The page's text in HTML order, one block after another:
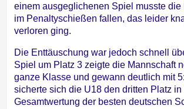
einem ausgeglichenen Spiel musste die
im Penaltyschießen fallen, das leider
verloren ging.
Die Enttäuschung war jedoch schnell
Spiel um Platz 3 zeigte die Mannschaft
ganze Klasse und gewann deutlich mit
sicherte sich die U18 den dritten Platz in
Gesamtwertung der besten deutschen